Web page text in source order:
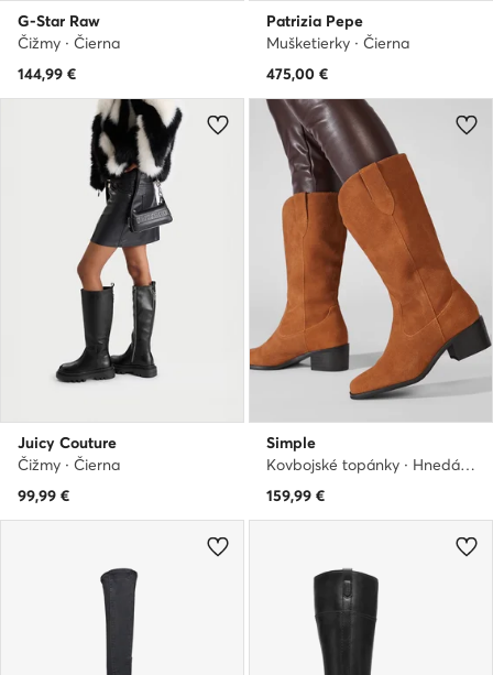
G-Star Raw
Čižmy · Čierna
144,99 €
Patrizia Pepe
Mušketierky · Čierna
475,00 €
Juicy Couture
Čižmy · Čierna
99,99 €
Simple
Kovbojské topánky · Hnedá · 5 cm
159,99 €